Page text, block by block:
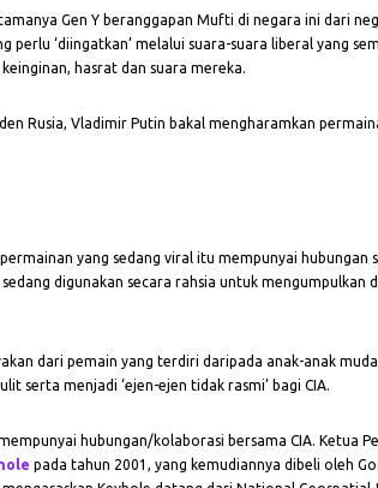
Gen Y beranggapan Mufti di negara ini dari
perlu ‘diingatkan’ melalui suara-suara liberal yang
hasrat dan suara mereka.
Rusia, Vladimir Putin bakal mengharamkan
yang sedang viral itu mempunyai hubungan
digunakan secara rahsia untuk mengumpulkan
dari pemain yang terdiri daripada anak-anak
serta menjadi ‘ejen-ejen tidak rasmi’ bagi CIA.
hubungan/kolaborasi bersama CIA. Ketua
pada tahun 2001, yang kemudiannya dibeli oleh